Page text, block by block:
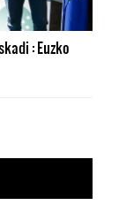
: Euzko